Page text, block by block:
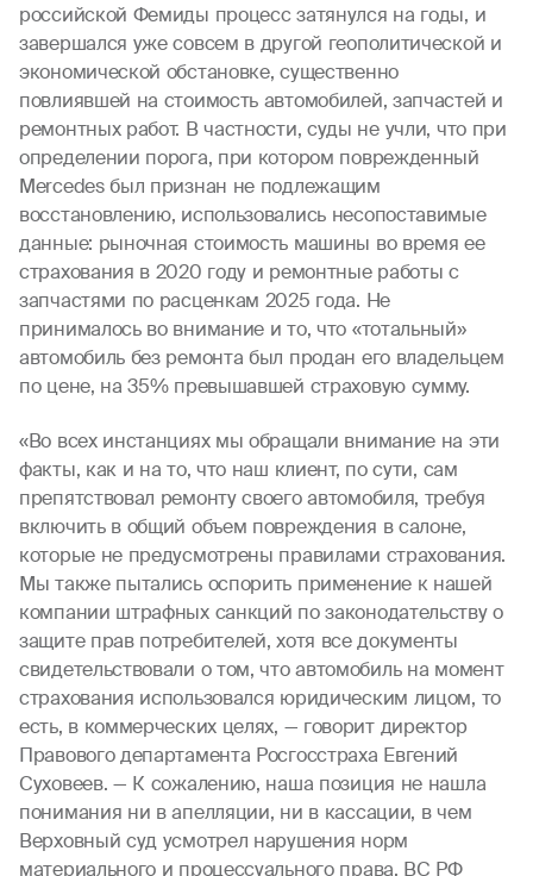
российской Фемиды процесс затянулся на годы, и
завершался уже совсем в другой геополитической и
экономической обстановке, существенно
повлиявшей на стоимость автомобилей, запчастей и
ремонтных работ. В частности, суды не учли, что при
определении порога, при котором поврежденный
Mercedes был признан не подлежащим
восстановлению, использовались несопоставимые
данные: рыночная стоимость машины во время ее
страхования в 2020 году и ремонтные работы с
запчастями по расценкам 2025 года. Не
принималось во внимание и то, что «тотальный»
автомобиль без ремонта был продан его владельцем
по цене, на 35% превышавшей страховую сумму.
«Во всех инстанциях мы обращали внимание на эти
факты, как и на то, что наш клиент, по сути, сам
препятствовал ремонту своего автомобиля, требуя
включить в общий объем повреждения в салоне,
которые не предусмотрены правилами страхования.
Мы также пытались оспорить применение к нашей
компании штрафных санкций по законодательству о
защите прав потребителей, хотя все документы
свидетельствовали о том, что автомобиль на момент
страхования использовался юридическим лицом, то
есть, в коммерческих целях, — говорит директор
Правового департамента Росгосстраха Евгений
Суховеев. — К сожалению, наша позиция не нашла
понимания ни в апелляции, ни в кассации, в чем
Верховный суд усмотрел нарушения норм
материального и процессуального права. ВС РФ